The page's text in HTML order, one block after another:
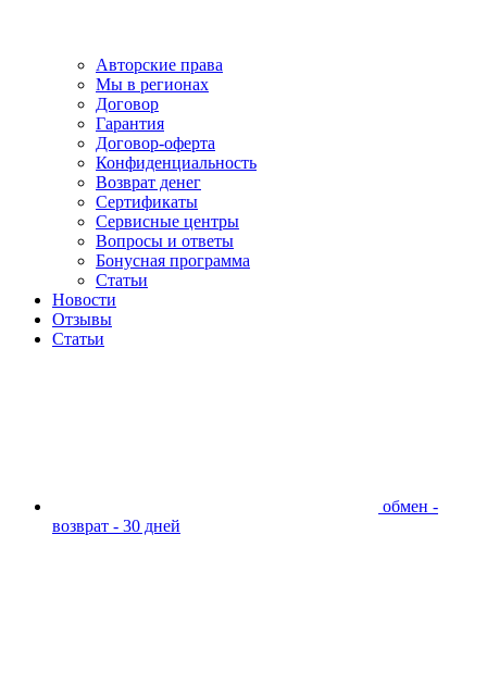
Авторские права
Мы в регионах
Договор
Гарантия
Договор-оферта
Конфиденциальность
Возврат денег
Сертификаты
Сервисные центры
Вопросы и ответы
Бонусная программа
Статьи
Новости
Отзывы
Статьи
обмен -
возврат - 30 дней